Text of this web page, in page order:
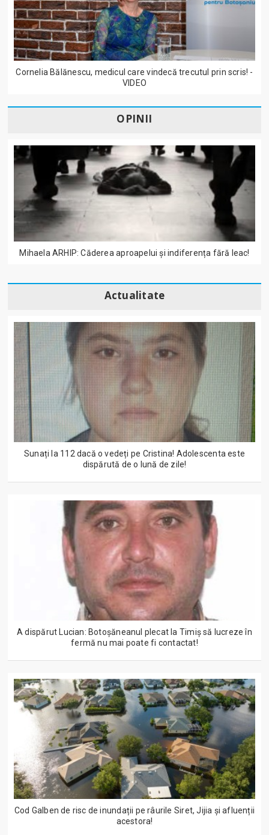
Cornelia Bălănescu, medicul care vindecă trecutul prin scris! -
VIDEO
OPINII
Mihaela ARHIP: Căderea aproapelui și indiferența fără leac!
Actualitate
Sunați la 112 dacă o vedeți pe Cristina! Adolescenta este
dispărută de o lună de zile!
A dispărut Lucian: Botoșăneanul plecat la Timiș să lucreze în
fermă nu mai poate fi contactat!
Cod Galben de risc de inundații pe râurile Siret, Jijia și afluenții
acestora!